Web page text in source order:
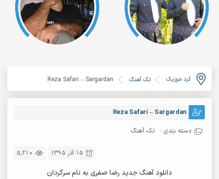
کرد موزیک تک آهنگ Reza Safari – Sargardan
Reza Safari – Sargardan
دسته بندی : تک آهنگ
5,210 15 آذر 1395
دانلود آهنگ جدید رضا صفری به نام سرگردان